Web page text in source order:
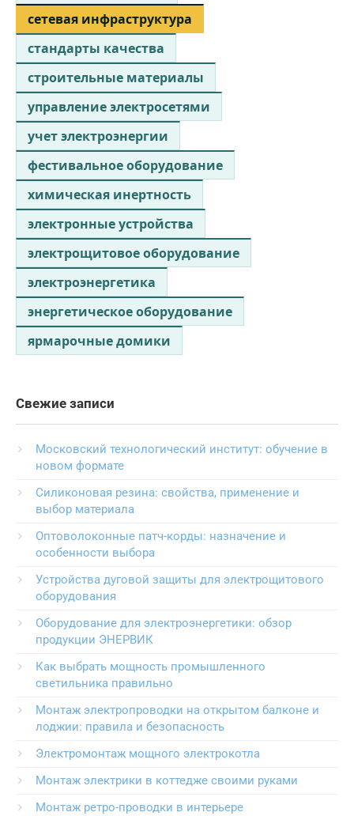
сетевая инфраструктура
стандарты качества
строительные материалы
управление электросетями
учет электроэнергии
фестивальное оборудование
химическая инертность
электронные устройства
электрощитовое оборудование
электроэнергетика
энергетическое оборудование
ярмарочные домики
Свежие записи
Московский технологический институт: обучение в
новом формате
Силиконовая резина: свойства, применение и
выбор материала
Оптоволоконные патч-корды: назначение и
особенности выбора
Устройства дуговой защиты для электрощитового
оборудования
Оборудование для электроэнергетики: обзор
продукции ЭНЕРВИК
Как выбрать мощность промышленного
светильника правильно
Монтаж электропроводки на открытом балконе и
лоджии: правила и безопасность
Электромонтаж мощного электрокотла
Монтаж электрики в коттедже своими руками
Монтаж ретро-проводки в интерьере